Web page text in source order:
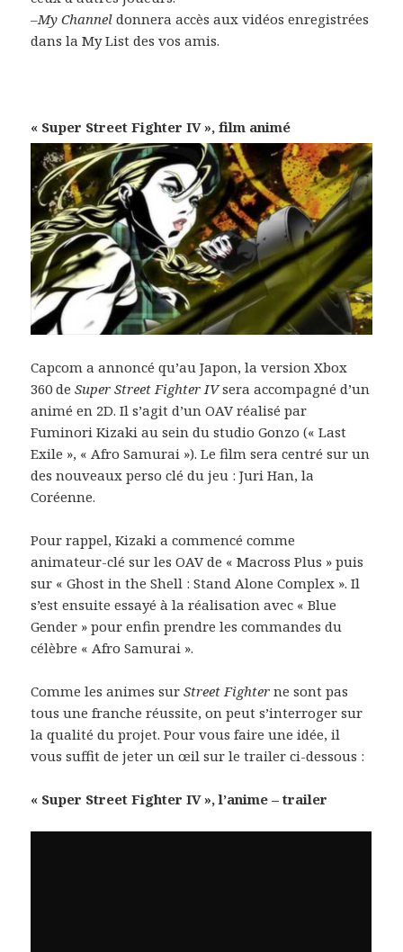
–My Channel donnera accès aux vidéos enregistrées
dans la My List des vos amis.
« Super Street Fighter IV », film animé
Capcom a annoncé qu’au Japon, la version Xbox
360 deSuper Street Fighter IVsera accompagné d’un
animé en 2D. Il s’agit d’un OAV réalisé par
Fuminori Kizaki au sein du studio Gonzo (« Last
Exile », « Afro Samurai »). Le film sera centré sur un
des nouveaux perso clé du jeu : Juri Han, la
Coréenne.
Pour rappel, Kizaki a commencé comme
animateur-clé sur les OAV de « Macross Plus » puis
sur « Ghost in the Shell : Stand Alone Complex ». Il
s’est ensuite essayé à la réalisation avec « Blue
Gender » pour enfin prendre les commandes du
célèbre « Afro Samurai ».
Comme les animes surStreet Fighter ne sont pas
tous une franche réussite, on peut s’interroger sur
la qualité du projet. Pour vous faire une idée, il
vous suffit de jeter un œil sur le trailer ci-dessous :
« Super Street Fighter IV », l’anime – trailer